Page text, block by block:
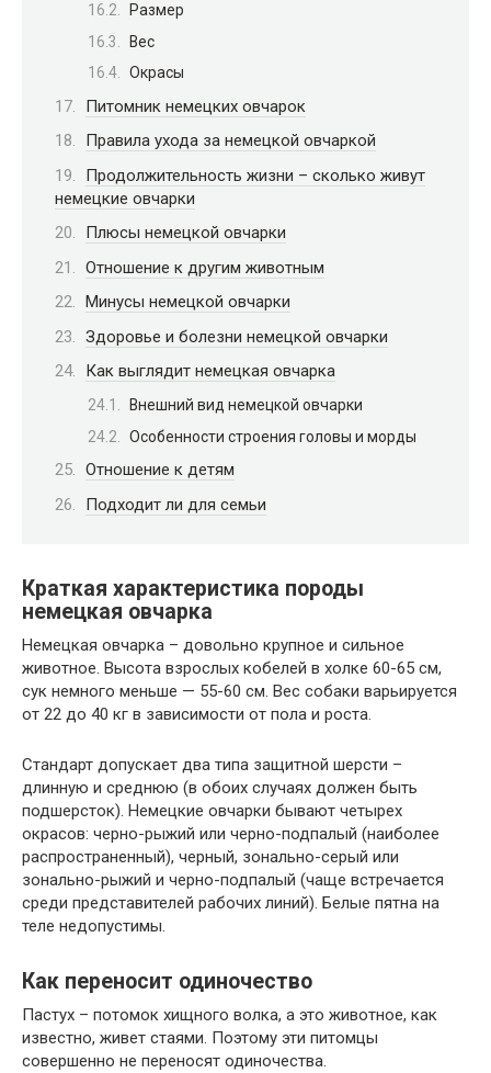
Размер
Вес
Окрасы
Питомник немецких овчарок
Правила ухода за немецкой овчаркой
Продолжительность жизни – сколько живут
немецкие овчарки
Плюсы немецкой овчарки
Отношение к другим животным
Минусы немецкой овчарки
Здоровье и болезни немецкой овчарки
Как выглядит немецкая овчарка
Внешний вид немецкой овчарки
Особенности строения головы и морды
Отношение к детям
Подходит ли для семьи
Краткая характеристика породы
немецкая овчарка
Немецкая овчарка – довольно крупное и сильное
животное. Высота взрослых кобелей в холке 60-65 см,
сук немного меньше — 55-60 см. Вес собаки варьируется
от 22 до 40 кг в зависимости от пола и роста.
Стандарт допускает два типа защитной шерсти –
длинную и среднюю (в обоих случаях должен быть
подшерсток). Немецкие овчарки бывают четырех
окрасов: черно-рыжий или черно-подпалый (наиболее
распространенный), черный, зонально-серый или
зонально-рыжий и черно-подпалый (чаще встречается
среди представителей рабочих линий). Белые пятна на
теле недопустимы.
Как переносит одиночество
Пастух – потомок хищного волка, а это животное, как
известно, живет стаями. Поэтому эти питомцы
совершенно не переносят одиночества.